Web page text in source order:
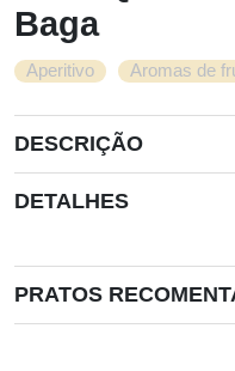
Baga
Aperitivo Aromas de
DESCRIÇÃO
DETALHES
PRATOS